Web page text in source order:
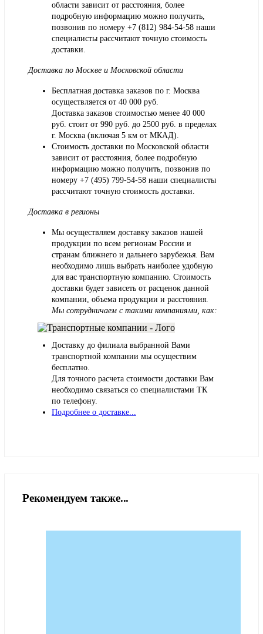
области зависит от расстояния, более
подробную информацию можно получить,
позвонив по номеру +7 (812) 984-54-58 наши
специалисты рассчитают точную стоимость
доставки.
Доставка по Москве и Московской области
Бесплатная доставка заказов по г. Москва
осуществляется от 40 000 руб.
Доставка заказов стоимостью менее 40 000
руб. стоит от 990 руб. до 2500 руб. в пределах
г. Москва (включая 5 км от МКАД).
Стоимость доставки по Московской области
зависит от расстояния, более подробную
информацию можно получить, позвонив по
номеру +7 (495) 799-54-58 наши специалисты
рассчитают точную стоимость доставки.
Доставка в регионы
Мы осуществляем доставку заказов нашей
продукции по всем регионам России и
странам ближнего и дальнего зарубежья. Вам
необходимо лишь выбрать наиболее удобную
для вас транспортную компанию. Стоимость
доставки будет зависеть от расценок данной
компании, объема продукции и расстояния.
Мы сотрудничаем с такими компаниями, как:
Доставку до филиала выбранной Вами
транспортной компании мы осуществим
бесплатно.
Для точного расчета стоимости доставки Вам
необходимо связаться со специалистами ТК
по телефону.
Подробнее о доставке...
Рекомендуем также...